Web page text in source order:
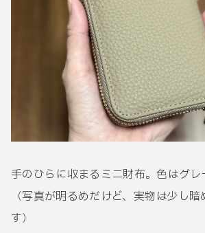
手のひらに収まるミニ財布。色はグレ
（写真が明るめだけど、実物は少し
す）